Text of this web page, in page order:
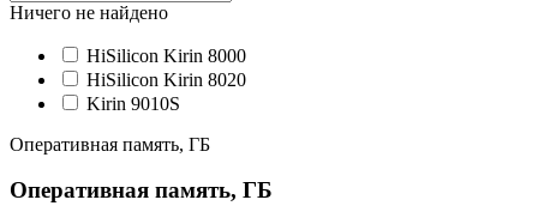
Ничего не найдено
HiSilicon Kirin 8000
HiSilicon Kirin 8020
Kirin 9010S
Оперативная память, ГБ
Оперативная память, ГБ